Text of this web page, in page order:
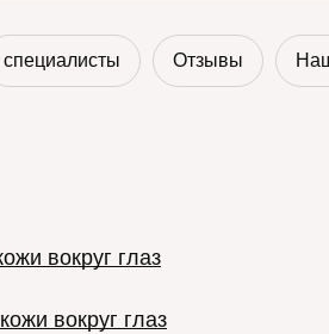
специалисты Отзывы
вокруг глаз
вокруг глаз